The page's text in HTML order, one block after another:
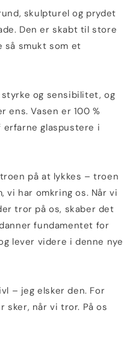
skulpturel og prydet
Den er skabt til store
så smukt som et
og sensibilitet, og
ens. Vasen er 100 %
glaspustere i
på at lykkes – troen
vi har omkring os. Når vi
tror på os, skaber det
fundamentet for
lever videre i denne nye
– jeg elsker den. For
sker, når vi tror. På os